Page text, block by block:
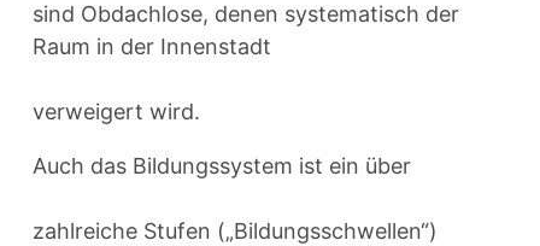
sind Obdachlose, denen systematisch der
Raum in der Innenstadt
verweigert wird.
Auch das Bildungssystem ist ein über
zahlreiche Stufen („Bildungsschwellen“)